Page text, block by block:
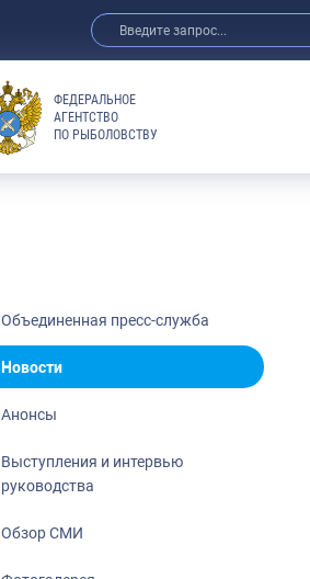
Анонсы
Научно-
Отрасль
ФЕДЕРАЛЬНОЕ
АГЕНТСТВО
ПО РЫБОЛОВСТВУ
Объединенная пресс-служба
Новости
Анонсы
Выступления и интервью
руководства
Обзор СМИ